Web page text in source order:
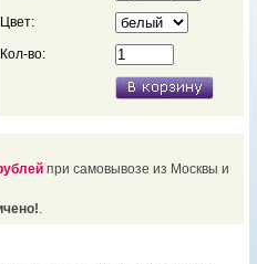
Цвет:
Кол-во:
при самовывозе из Москвы и
.